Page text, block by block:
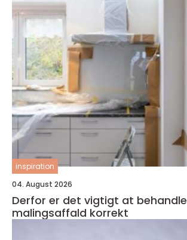
inspiration
04. August 2026
Derfor er det vigtigt at behandle
malingsaffald korrekt